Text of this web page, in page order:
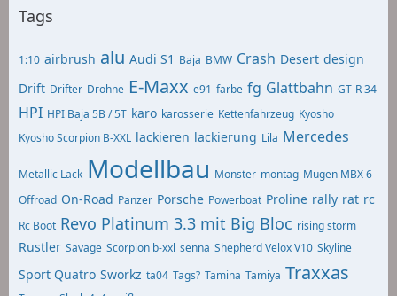
Tags
1:10 airbrush alu Audi S1 Baja BMW Crash Desert design
Drift Drifter Drohne E-Maxx e91 farbe fg Glattbahn GT-R 34
HPI HPI Baja 5B / 5T karo karosserie Kettenfahrzeug Kyosho
Kyosho Scorpion B-XXL lackieren lackierung Lila Mercedes
Metallic Lack Modellbau Monster montag Mugen MBX 6
Offroad On-Road Panzer Porsche Powerboat Proline rally rat rc
Rc Boot Revo Platinum 3.3 mit Big Bloc rising storm
Rustler Savage Scorpion b-xxl senna Shepherd Velox V10 Skyline
Sport Quatro Sworkz ta04 Tags? Tamina Tamiya Traxxas